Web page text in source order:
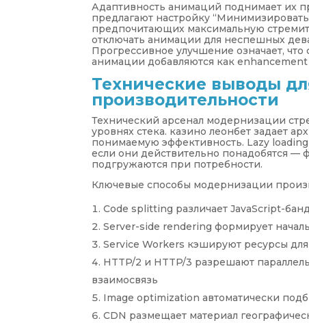
Адаптивность анимаций поднимает их
предлагают настройку
предпочитающих максимальную
отключать анимации для неспешных
Прогрессивное улучшение означает,
анимации добавляются как
Технические выводы
производительности
Технический арсенал модернизации
уровнях стека. казино леонбет задает
понимаемую эффективность. Lazy
если они действительно понадобятся —
подгружаются при потребности.
Ключевые способы модернизации
Code splitting различает JavaScript-
Server-side rendering формирует
Service Workers кэшируют ресурсы
HTTP/2 и HTTP/3 разрешают
взаимосвязь
Image optimization автоматически
CDN размещает материал